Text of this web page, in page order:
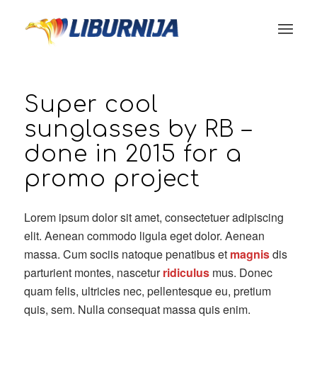
Super cool
sunglasses by RB –
done in 2015 for a
promo project
Lorem ipsum dolor sit amet, consectetuer adipiscing
elit. Aenean commodo ligula eget dolor. Aenean
massa. Cum sociis natoque penatibus et magnisdis
parturient montes, nasceturridiculusmus. Donec
quam felis, ultricies nec, pellentesque eu, pretium
quis, sem. Nulla consequat massa quis enim.